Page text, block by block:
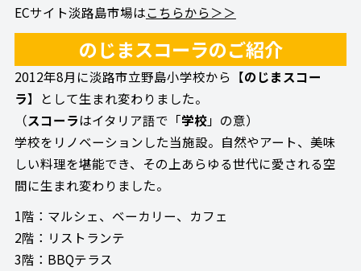
ECサイト淡路島市場はこちらから＞＞
のじまスコーラのご紹介
2012年8月に淡路市立野島小学校から【のじまスコー
ラ】として生まれ変わりました。
（スコーラはイタリア語で「学校」の意）
学校をリノベーションした当施設。自然やアート、美味
しい料理を堪能でき、その上あらゆる世代に愛される空
間に生まれ変わりました。
1階：マルシェ、ベーカリー、カフェ
2階：リストランテ
3階：BBQテラス